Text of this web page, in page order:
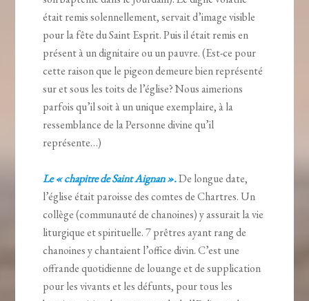
était remis solennellement, servait d’image visible
pour la fête du Saint Esprit. Puis il était remis en
présent à un dignitaire ou un pauvre. (Est-ce pour
cette raison que le pigeon demeure bien représenté
sur et sous les toits de l’église? Nous aimerions
parfois qu’il soit à un unique exemplaire, à la
ressemblance de la Personne divine qu’il
représente…)
Le « chapitre de Saint Aignan ».De longue date,
l’église était paroisse des comtes de Chartres. Un
collège (communauté de chanoines) y assurait la vie
liturgique et spirituelle. 7 prêtres ayant rang de
chanoines y chantaient l’office divin. C’est une
offrande quotidienne de louange et de supplication
pour les vivants et les défunts, pour tous les